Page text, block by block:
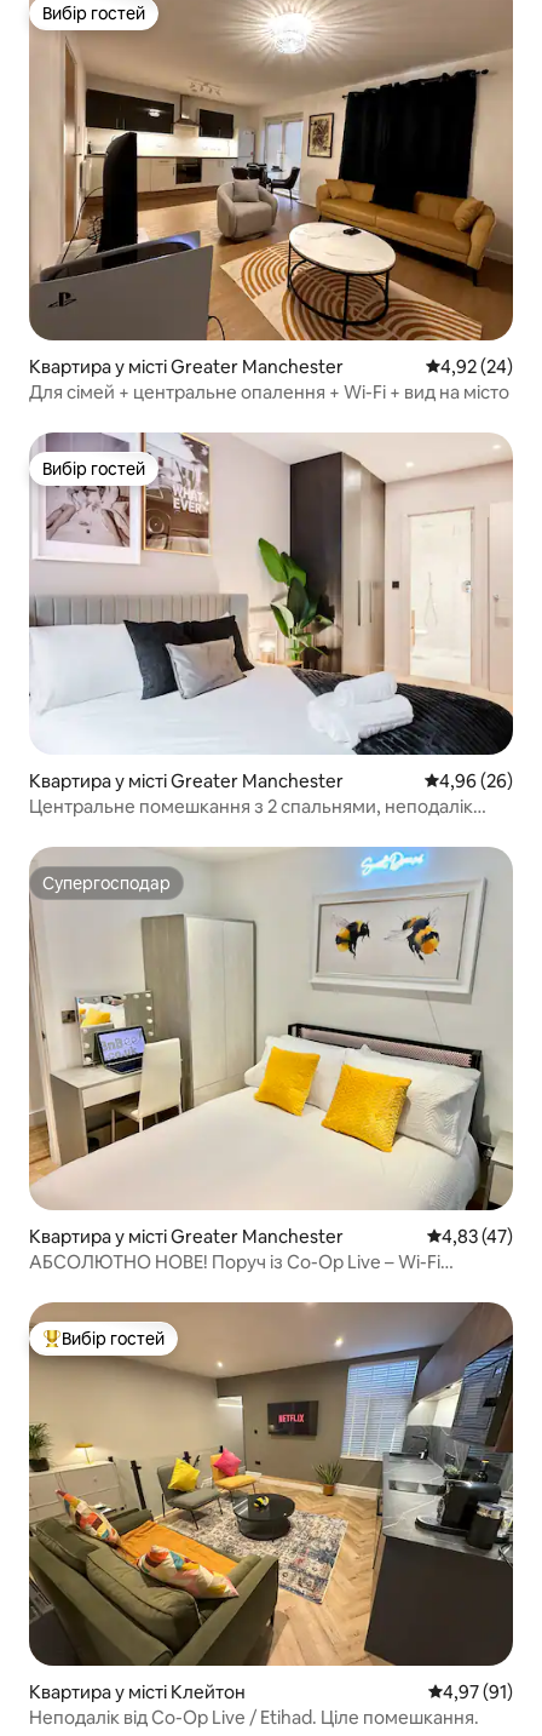
Вибір гостей
Вибір гостей
Квартира у місті Greater Manchester Середня
4,92 (24)
Для сімей + центральне опалення + Wi-Fi + вид на місто
Вибір гостей
Вибір гостей
Квартира у місті Greater Manchester Середня
4,96 (26)
Центральне помешкання з 2 спальнями, неподалік
Супергосподар
Супергосподар
Квартира у місті Greater Manchester Середня
4,83 (47)
АБСОЛЮТНО НОВЕ! Поруч із Co-Op Live – Wi-Fi
Топ вибір гостей
Вибір гостей
Квартира у місті Клейтон Середня
4,97 (91)
Неподалік від Co-Op Live / Etihad. Ціле помешкання.